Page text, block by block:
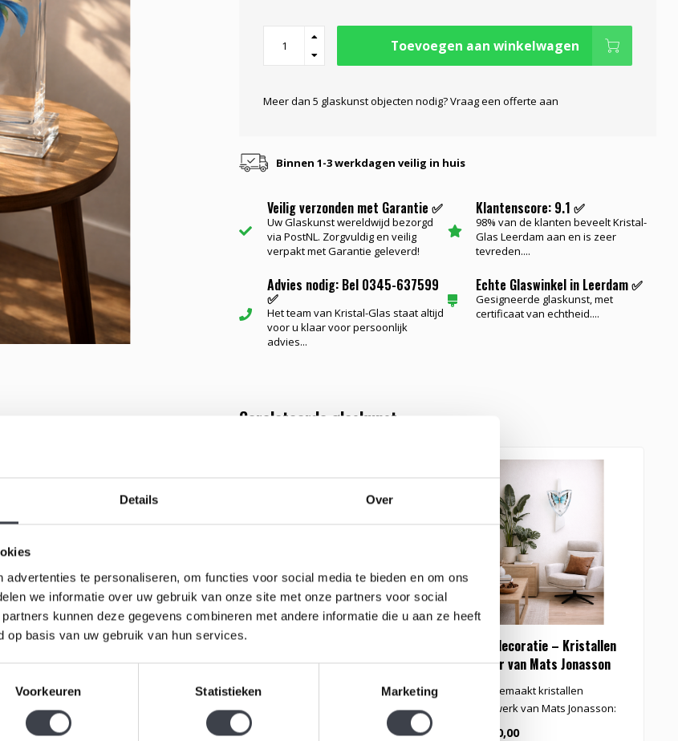
Details Over
advertenties te personaliseren, om functies voor social media te bieden en om ons
we informatie over uw gebruik van onze site met onze partners voor social
kunnen deze gegevens combineren met andere informatie die u aan ze heeft
op basis van uw gebruik van hun services.
Voorkeuren Statistieken Marketing
Toevoegen aan winkelwagen
Meer dan 5 glaskunst objecten nodig? Vraag een offerte aan
Binnen 1-3 werkdagen veilig in huis
Veilig verzonden met Garantie ✅
Uw Glaskunst wereldwijd bezorgd
via PostNL. Zorgvuldig en veilig
verpakt met Garantie geleverd!
Klantenscore: 9.1 ✅
98% van de klanten beveelt Kristal-
Glas Leerdam aan en is zeer
tevreden....
Advies nodig: Bel 0345-637599
✅
Het team van Kristal-Glas staat altijd
voor u klaar voor persoonlijk
advies...
Echte Glaswinkel in Leerdam ✅
Gesigneerde glaskunst, met
certificaat van echtheid....
kunstobject waarin vakmanschap
wat dit stuk niet alleen bijzonder maakt
een verfijnde lelie in mooie blauwtinten.
wordt door het spel van licht en
uitstraling die direct de aandacht
en innerlijke kracht. In deze
in kristal, als een moment van
maar ook een betekenisvol
Een indrukwekkend stuk
Gerelateerde glaskunst
Lelie
Kristallen lelie naar ontwerp van
Wanddecoratie – Kristallen
Vlinder van Mats Jonasson
Handgemaakt kristallen
kunstwerk van Mats Jonasson:
€1.950,00